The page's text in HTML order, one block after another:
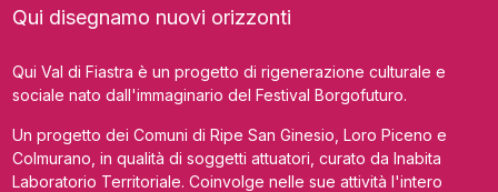
Qui disegnamo nuovi orizzonti
Qui Val di Fiastra è un progetto di rigenerazione culturale e
sociale nato dall'immaginario del Festival Borgofuturo.
Un progetto dei Comuni di Ripe San Ginesio, Loro Piceno e
Colmurano, in qualità di soggetti attuatori, curato da Inabita
Laboratorio Territoriale. Coinvolge nelle sue attività l'intero